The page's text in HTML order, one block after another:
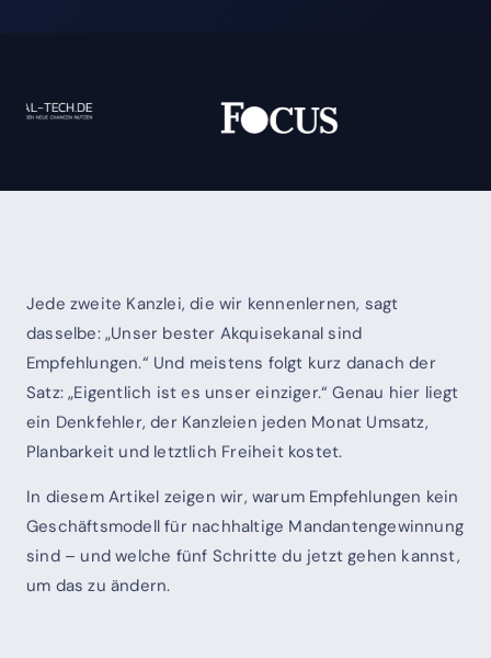
Jede zweite Kanzlei, die wir kennenlernen, sagt
dasselbe: „Unser bester Akquisekanal sind
Empfehlungen.“ Und meistens folgt kurz danach der
Satz: „Eigentlich ist es unser einziger.“ Genau hier liegt
ein Denkfehler, der Kanzleien jeden Monat Umsatz,
Planbarkeit und letztlich Freiheit kostet.
In diesem Artikel zeigen wir, warum Empfehlungen kein
Geschäftsmodell für nachhaltige Mandantengewinnung
sind – und welche fünf Schritte du jetzt gehen kannst,
um das zu ändern.